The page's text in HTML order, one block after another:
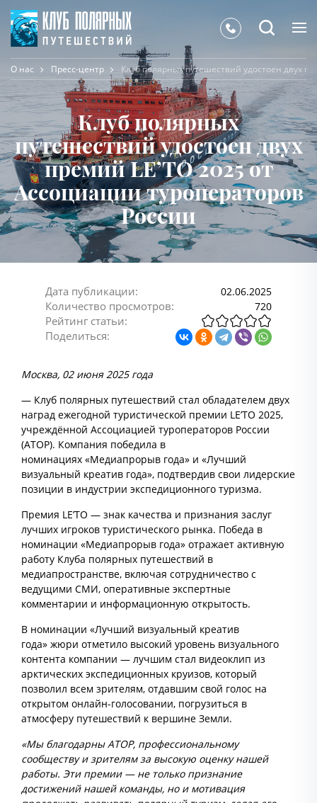
О нас Пресс-центр Клуб полярных путешествий удостоен двух
Клуб полярных
путешествий удостоен двух
премий LE’TO 2025 от
Ассоциации туроператоров
России
Дата публикации: 02.06.2025
Количество просмотров: 720
Рейтинг статьи:
Поделиться:
Москва, 02 июня 2025 года
— Клуб полярных путешествий стал обладателем двух
наград ежегодной туристической премии LE’TO 2025,
учреждённой Ассоциацией туроператоров России
(АТОР). Компания победила в
номинациях «Медиапрорыв года» и «Лучший
визуальный креатив года», подтвердив свои лидерские
позиции в индустрии экспедиционного туризма.
Премия LE’TO — знак качества и признания заслуг
лучших игроков туристического рынка. Победа в
номинации «Медиапрорыв года» отражает активную
работу Клуба полярных путешествий в
медиапространстве, включая сотрудничество с
ведущими СМИ, оперативные экспертные
комментарии и информационную открытость.
В номинации «Лучший визуальный креатив
года» жюри отметило высокий уровень визуального
контента компании — лучшим стал видеоклип из
арктических экспедиционных круизов, который
позволил всем зрителям, отдавшим свой голос на
открытом онлайн-голосовании, погрузиться в
атмосферу путешествий к вершине Земли.
«Мы благодарны АТОР, профессиональному
сообществу и зрителям за высокую оценку нашей
работы. Эти премии — не только признание
достижений нашей команды, но и мотивация